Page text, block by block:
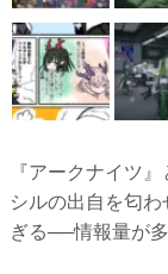
『アークナイツ
シルの出自を匂
ぎる──情報量が